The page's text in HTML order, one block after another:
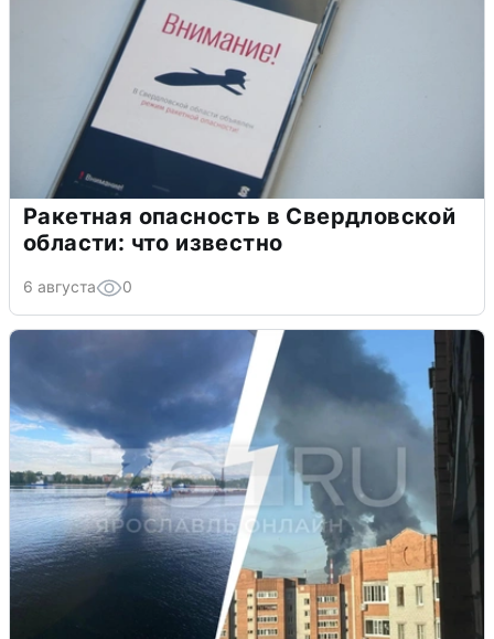
Ракетная опасность в Свердловской
области: что известно
6 августа 0